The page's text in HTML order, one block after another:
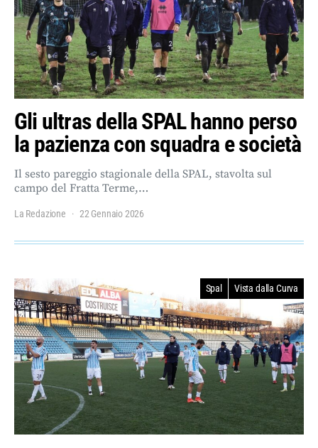
Gli ultras della SPAL hanno perso
la pazienza con squadra e società
Il sesto pareggio stagionale della SPAL, stavolta sul
campo del Fratta Terme,…
La Redazione 22 Gennaio 2026
Spal Vista dalla Curva